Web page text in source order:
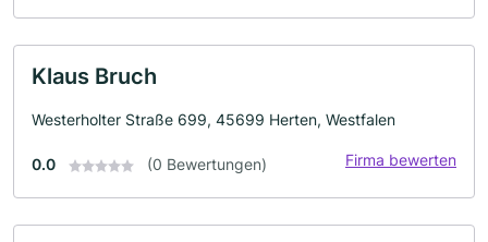
Klaus Bruch
Westerholter Straße 699, 45699 Herten, Westfalen
0.0 (0 Bewertungen) Firma bewerten